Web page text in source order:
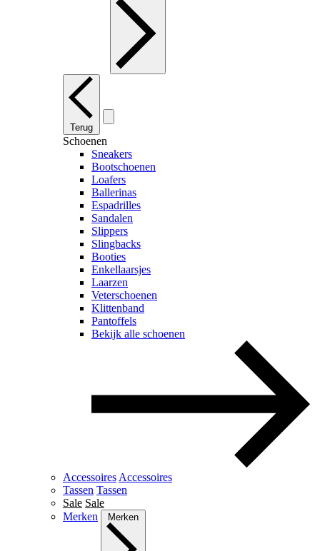
Terug
Schoenen
Sneakers
Bootschoenen
Loafers
Ballerinas
Espadrilles
Sandalen
Slippers
Slingbacks
Booties
Enkellaarsjes
Laarzen
Veterschoenen
Klittenband
Pantoffels
Bekijk alle schoenen
Accessoires Accessoires
Tassen Tassen
Sale Sale
Merken
Merken